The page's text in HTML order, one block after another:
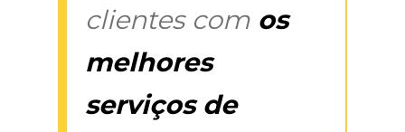
clientes com os
melhores
serviços de